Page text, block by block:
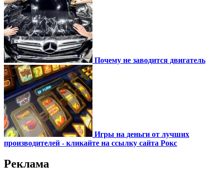
Почему не заводится двигатель
Игры на деньги от лучших
производителей - кликайте на ссылку сайта Рокс
Реклама